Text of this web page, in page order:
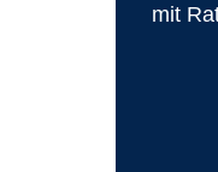
mit